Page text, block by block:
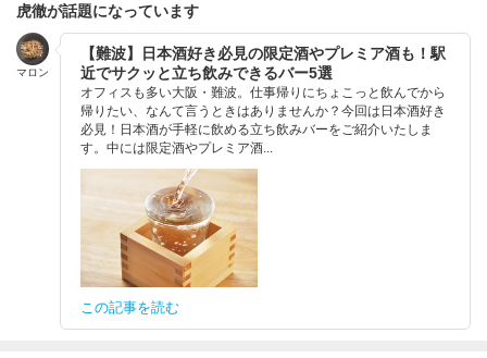
虎徹が話題になっています
マロン
【難波】日本酒好き必見の限定酒やプレミア酒も！駅
近でサクッと立ち飲みできるバー5選
オフィスも多い大阪・難波。仕事帰りにちょこっと飲んでから
帰りたい、なんて言うときはありませんか？今回は日本酒好き
必見！日本酒が手軽に飲める立ち飲みバーをご紹介いたしま
す。中には限定酒やプレミア酒...
この記事を読む